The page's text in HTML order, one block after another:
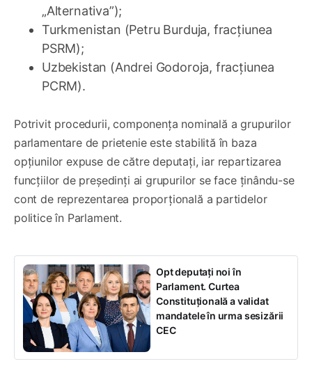
„Alternativa”);
Turkmenistan (Petru Burduja, fracțiunea
PSRM);
Uzbekistan (Andrei Godoroja, fracțiunea
PCRM).
Potrivit procedurii, componența nominală a grupurilor
parlamentare de prietenie este stabilită în baza
opțiunilor expuse de către deputați, iar repartizarea
funcțiilor de președinți ai grupurilor se face ținându-se
cont de reprezentarea proporțională a partidelor
politice în Parlament.
Opt deputați noi în
Parlament. Curtea
Constituțională a validat
mandatele în urma sesizării
CEC